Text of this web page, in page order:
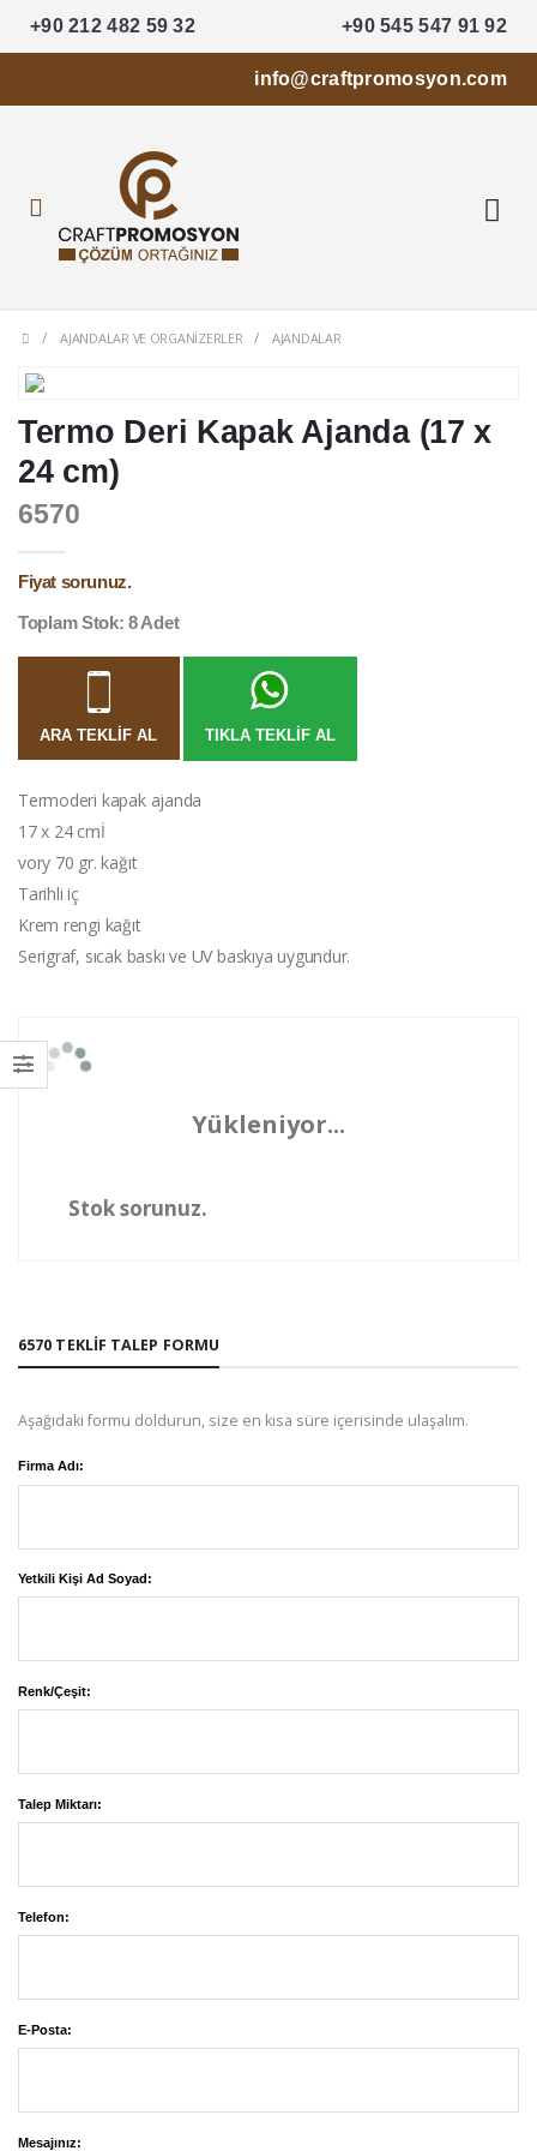
+90 212 482 59 32 +90 545 547 91 92
info@craftpromosyon.com
AJANDALAR VE ORGANIZERLER AJANDALAR
Termo Deri Kapak Ajanda (17 x
24 cm)
6570
Fiyat sorunuz.
Toplam Stok: 8 Adet
ARA TEKLIF AL TIKLA TEKLIF AL
Termoderi kapak ajanda
17 x 24 cmİ
vory 70 gr. kağıt
Tarihli iç
Krem rengi kağıt
Serigraf, sıcak baskı ve UV baskıya uygundur.
Yükleniyor...
Stok sorunuz.
6570 TEKLIF TALEP FORMU
Aşağıdaki formu doldurun, size en kısa süre içerisinde ulaşalım.
Firma Adı:
Yetkili Kişi Ad Soyad:
Renk/Çeşit:
Talep Miktarı:
Telefon:
E-Posta:
Mesajınız: